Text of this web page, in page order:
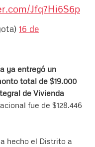
Jfq7Hi6S6p
16 de
ya entregó un
total de $19.000
de Vivienda
fue de $128.446
hecho el Distrito a